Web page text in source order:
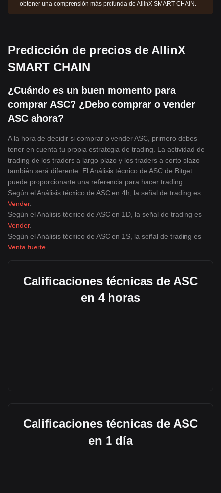
obtener una comprensión más profunda de AllinX SMART CHAIN.
Predicción de precios de AllinX
SMART CHAIN
¿Cuándo es un buen momento para
comprar ASC? ¿Debo comprar o vender
ASC ahora?
A la hora de decidir si comprar o vender ASC, primero debes
tener en cuenta tu propia estrategia de trading. La actividad de
trading de los traders a largo plazo y los traders a corto plazo
también será diferente. El Análisis técnico de ASC de Bitget
puede proporcionarte una referencia para hacer trading.
Según el Análisis técnico de ASC en 4h, la señal de trading es
Vender.
Según el Análisis técnico de ASC en 1D, la señal de trading es
Vender.
Según el Análisis técnico de ASC en 1S, la señal de trading es
Venta fuerte
Calificaciones técnicas de ASC
en 4 horas
Calificaciones técnicas de ASC
en 1 día